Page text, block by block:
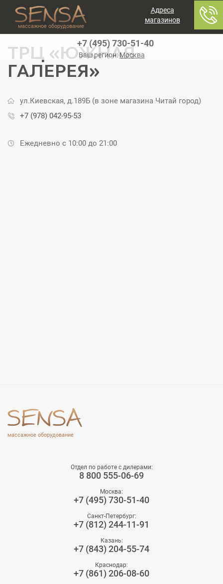
массажное оборудование
Адреса
магазинов
+7 (495) 730-51-40
Ваш регион:Москва
ТРЦ «ЮЖНАЯ
ГАЛЕРЕЯ»
ул.Киевская, д.189Б (в зоне магазина Читай город)
+7 (978) 042-95-53
Ежедневно с 10:00 до 21:00
массажное оборудование
Отдел по работе с дилерами:
8 800 555-06-69
Москва:
+7 (495) 730-51-40
Санкт-Петербург:
+7 (812) 244-11-91
Казань:
+7 (843) 204-55-74
Краснодар:
+7 (861) 206-08-60